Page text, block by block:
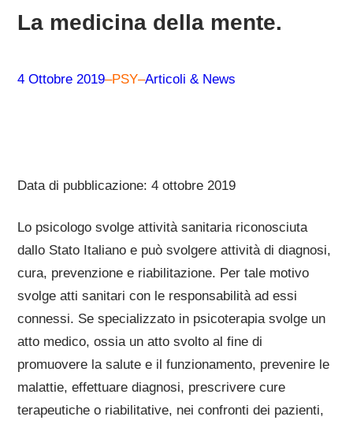
La medicina della mente.
4 Ottobre 2019–PSY–Articoli & News
Data di pubblicazione: 4 ottobre 2019
Lo psicologo svolge attività sanitaria riconosciuta
dallo Stato Italiano e può svolgere attività di diagnosi,
cura, prevenzione e riabilitazione. Per tale motivo
svolge atti sanitari con le responsabilità ad essi
connessi. Se specializzato in psicoterapia svolge un
atto medico, ossia un atto svolto al fine di
promuovere la salute e il funzionamento, prevenire le
malattie, effettuare diagnosi, prescrivere cure
terapeutiche o riabilitative, nei confronti dei pazienti,